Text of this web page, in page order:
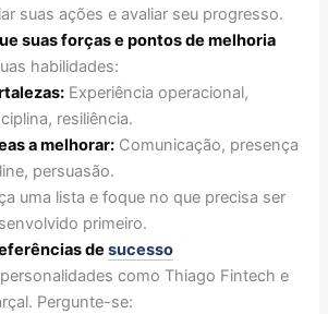
suas ações e avaliar seu progresso.
suas forças e pontos de melhoria
habilidades:
Experiência operacional,
resiliência.
a melhorar: Comunicação, presença
persuasão.
uma lista e foque no que precisa ser
primeiro.
desucesso
como Thiago Fintech e
Pergunte-se: